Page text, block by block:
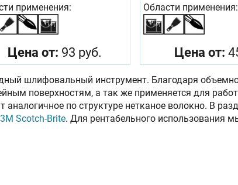
применения:
Цена от: 93 руб.
Области применения:
Цена от:
шлифовальный инструмент. Благодаря
поверхностям, а так же применяется для
аналогичное по структуре нетканое волокно. В
3М Scotch-Brite. Для рентабельного использования